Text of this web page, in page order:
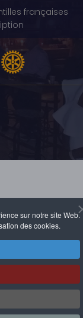
sur notre site Web.
des cookies.
françaises